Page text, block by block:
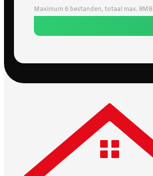
Maximum 6 bestanden, totaal max. 8MB